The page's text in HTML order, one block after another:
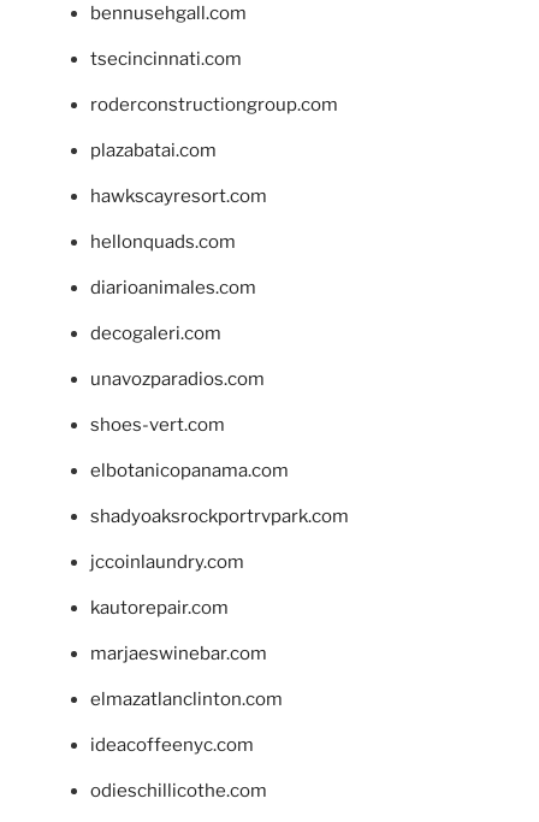
bennusehgall.com
tsecincinnati.com
roderconstructiongroup.com
plazabatai.com
hawkscayresort.com
hellonquads.com
diarioanimales.com
decogaleri.com
unavozparadios.com
shoes-vert.com
elbotanicopanama.com
shadyoaksrockportrvpark.com
jccoinlaundry.com
kautorepair.com
marjaeswinebar.com
elmazatlanclinton.com
ideacoffeenyc.com
odieschillicothe.com